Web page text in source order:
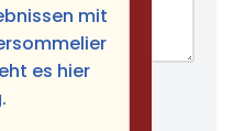
in diesem
mit
es hier